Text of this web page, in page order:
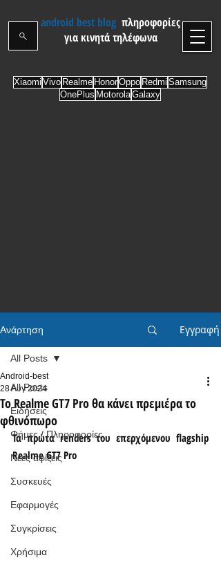
android best blog πληροφορίες
για κινητά τηλέφωνα
Xiaomi Vivo Realme HonorOppo Redmi Samsung
OnePlus MotorolaGalaxy
Ανάρτηση Εγγραφή
All Posts
Ειδήσεις
Φήμες / Πληροφορίες
Νέες αφίξεις
Συσκευές
Εφαρμογές
Συγκρίσεις
Χρήσιμα
All Posts
Το Realme GT7 Pro θα κάνει πρεμιέρα το
φθινόπωρο
Android-best
28 Αυγ 2024
Τα πρώτα renders του επερχόμενου flagship
Realme GT7 Pro